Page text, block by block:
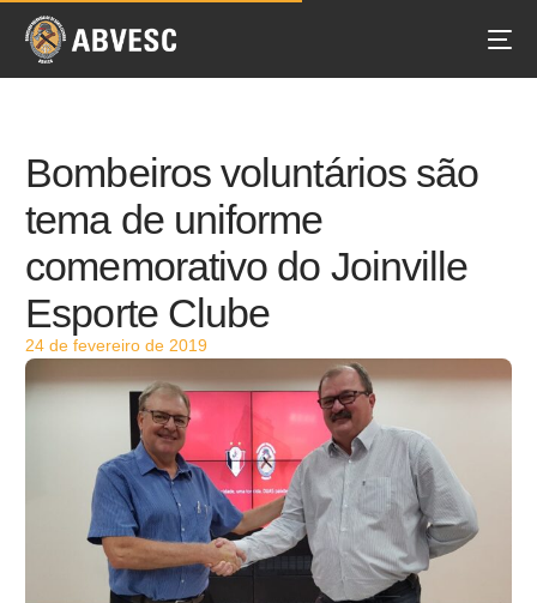
Bombeiros voluntários são
tema de uniforme
comemorativo do Joinville
Esporte Clube
24 de fevereiro de 2019